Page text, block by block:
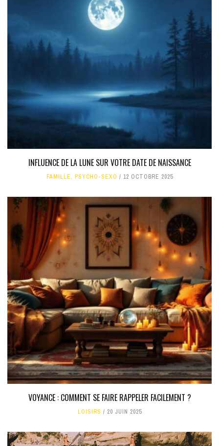
INFLUENCE DE LA LUNE SUR VOTRE DATE DE NAISSANCE
FAMILLE, PSYCHO-SEXO 12 OCTOBRE 2025
VOYANCE : COMMENT SE FAIRE RAPPELER FACILEMENT ?
LOISIRS 20 JUIN 2025